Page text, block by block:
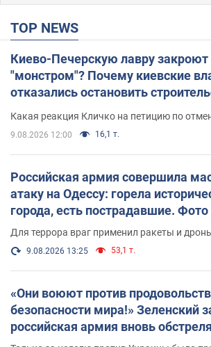
TOP NEWS
Киево-Печерскую лавру
"монстром"? Почему киевские
отказались остановить
Какая реакция Кличко на петицию по
9.08.2026 12:00 16,1 т.
Российская армия совершила
атаку на Одессу: горела
города, есть пострадавшие.
Для террора враг применил ракеты и
9.08.2026 13:25 53,1 т.
«Они воюют против
безопасности мира!» Зеленский
российская армия вновь
Одессе